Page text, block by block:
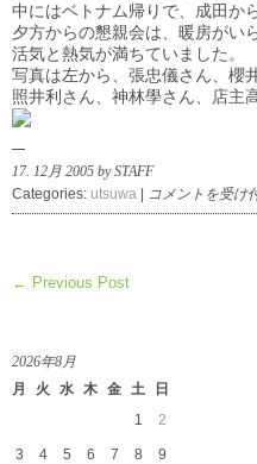
中にはベトナム帰りで、成田か
夕方からの懇親会は、暖房がい
活気と熱気が満ちていました。
写真は左から、張忠儀さん、櫻
照井利さん、神林學さん、店主高
17. 12月 2005 by STAFF
Categories: utsuwa
ト
ル
コメントを受け
← Previous Post
2026年8月
月
火 水 木 金 土
日
1
2
3 4 5 6 7 8 9